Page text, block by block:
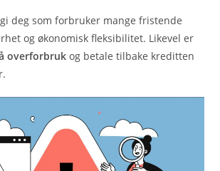
deg som forbruker mange fristende
og økonomisk fleksibilitet. Likevel er
overforbruk og betale tilbake kreditten